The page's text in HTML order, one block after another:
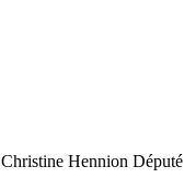
Christine Hennion Député